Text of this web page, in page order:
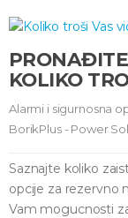
KOLIKO
Alarmi i sigurnosna
BorikPlus - Power
Saznajte koliko
opcije za rezervno
Vam mogucnosti